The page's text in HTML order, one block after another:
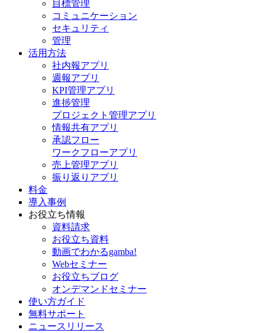
目標管理
コミュニケーション
セキュリティ
管理
活用方法
社内報アプリ
週報アプリ
KPI管理アプリ
進捗管理
プロジェクト管理アプリ
情報共有アプリ
承認フロー
ワークフローアプリ
売上管理アプリ
振り返りアプリ
料金
導入事例
お役立ち情報
資料請求
お役立ち資料
動画でわかるgamba!
Webセミナー
お役立ちブログ
オンデマンドセミナー
使い方ガイド
無料サポート
ニュースリリース